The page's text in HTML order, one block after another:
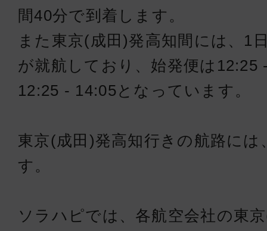
間40分で到着します。
また東京(成田)発高知間には、1
が就航しており、始発便は12:25
12:25 - 14:05となっています。
東京(成田)発高知行きの航路に
す。
ソラハピでは、各航空会社の東